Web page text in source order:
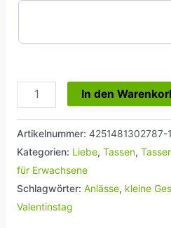
In den
Artikelnummer: 4251481302787-
Kategorien: Liebe, Tassen,
für Erwachsene
Schlagwörter: Anlässe, kleine
Valentinstag